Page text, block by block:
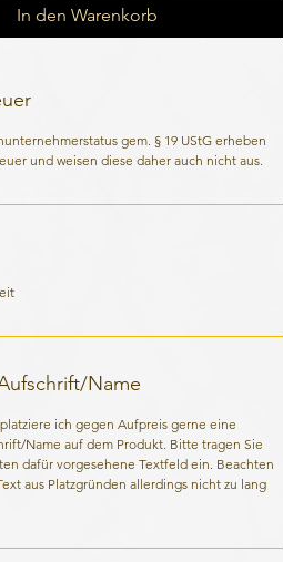
In den Warenkorb
gem. § 19 UStG erheben
und weisen diese daher auch nicht aus.
Name
ich gegen Aufpreis gerne eine
Name auf dem Produkt. Bitte tragen Sie
dafür vorgesehene Textfeld ein. Beachten
aus Platzgründen allerdings nicht zu lang